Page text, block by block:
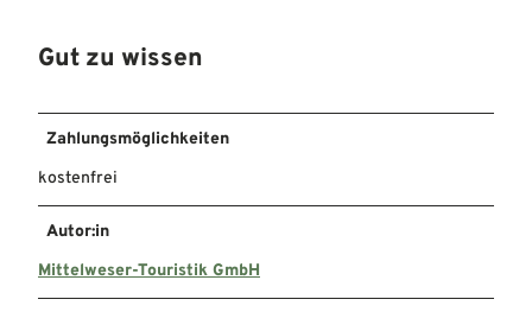
Gut zu wissen
Zahlungsmöglichkeiten
kostenfrei
Autor:in
Mittelweser-Touristik GmbH